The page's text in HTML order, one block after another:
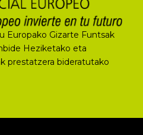
Europako Gizarte Funtsak
Heziketako eta
prestatzera bideratutako